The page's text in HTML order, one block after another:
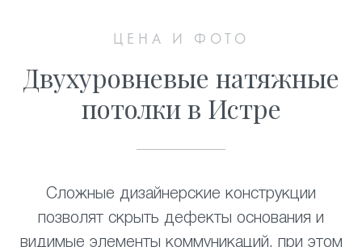
ЦЕНА И ФОТО
Двухуровневые натяжные
потолки в Истре
Сложные дизайнерские конструкции
позволят скрыть дефекты основания и
видимые элементы коммуникаций, при этом